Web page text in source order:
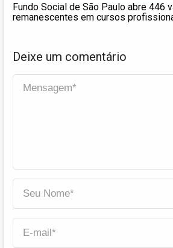
Fundo Social de São Paulo abre 446
remanescentes em cursos
Deixe um comentário